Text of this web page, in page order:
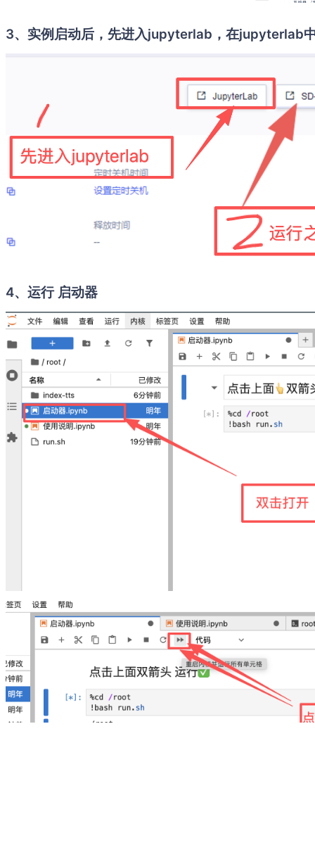
3、实例启动后，先进入jupyterlab，在jupyterlab
4、运行 启动器